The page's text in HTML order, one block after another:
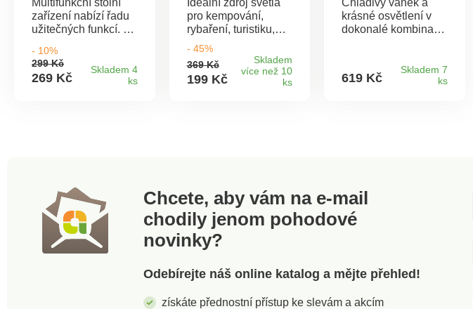
Multifunkční stolní
zařízení nabízí řadu
užitečných funkcí. V
jako topení, v létě
jako ventilátor a
kdykoliv jako
plnicího pohárku.
Rozměry: 18 x 13,7 x
16 cm.
- 10%
299 Kč
269 Kč
Skladem 4
ks
Ideální zdroj světla
pro kempování,
rybaření, turistiku,
doma na zahradě
atd. Toto praktické
LED světlo ve tmě
krásně svítí a v
AA, 1,5 V ( nejsou
součástí)
- 45%
369 Kč
199 Kč
Skladem
více než 10
ks
Chladivý vánek a
krásné osvětlení v
dokonalé kombinaci!
ventilátor v jednom
nezabere žádné
Stropní svítidlo s
ventilátorem. 3
rychlosti. Včetně
dálkového ovladače
montáž.
619 Kč
Skladem 7
ks
Chcete, aby vám na e-mail
chodily jenom pohodové
novinky?
Odebírejte náš online katalog a mějte přehled!
získáte přednostní přístup ke slevám a akcím